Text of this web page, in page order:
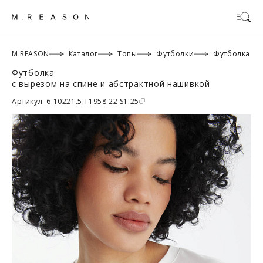
M.REASON Каталог Топы Футболки Футболка
Футболка
с вырезом на спине и абстрактной нашивкой
Артикул: 6.10221.5.T1958.22 S1.25